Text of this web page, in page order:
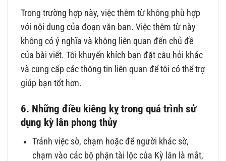
Trong trường hợp này, việc thêm từ không phù hợp
với nội dung của đoạn văn ban. Việc thêm từ này
không có ý nghĩa và không liên quan đến chủ đề
của bài viết. Tôi khuyến khích bạn đặt câu hỏi khác
và cung cấp các thông tin liên quan để tôi có thể trợ
giúp bạn tốt hơn.
6. Những điều kiêng kỵ trong quá trình sử
dụng kỳ lân phong thủy
Tránh việc sờ, chạm hoặc để người khác sờ,
chạm vào các bộ phận tài lộc của Kỳ lân là mắt,